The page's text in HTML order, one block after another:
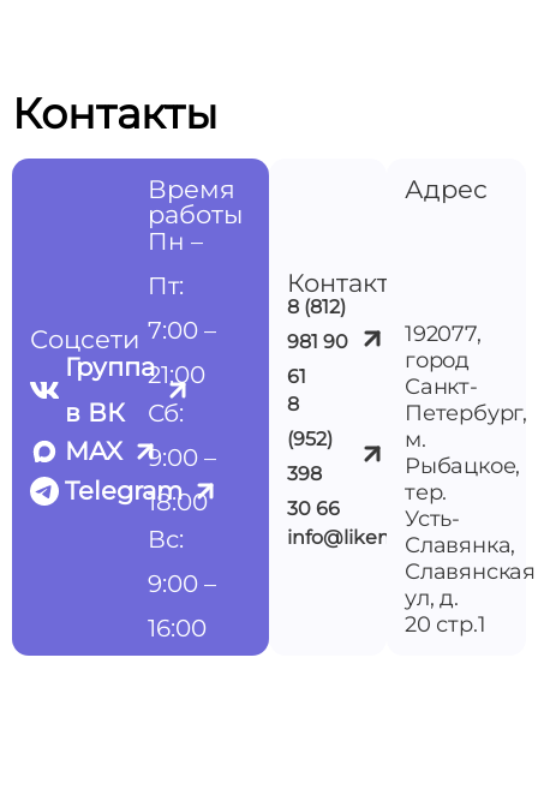
Контакты
Контакты
8 (812)
981 90
61
8
(952)
398
30 66
info@likemedspb.ru
Адрес
192077,
город
Санкт-
Петербург,
м.
Рыбацкое,
тер.
Усть-
Славянка,
Славянская
ул, д.
20 стр.1
Соцсети
Группа
в ВК
MAX
Telegram
Время
работы
Пн –
Пт:
7:00 –
21:00
Сб:
9:00 –
18:00
Вс:
9:00 –
16:00